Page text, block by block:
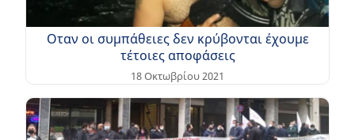
Οταν οι συμπάθειες δεν κρύβονται έχουμε
τέτοιες αποφάσεις
18 Οκτωβρίου 2021